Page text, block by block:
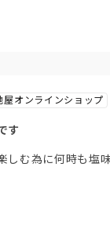
屋オンラインショップ
す
しむ為に何時も塩